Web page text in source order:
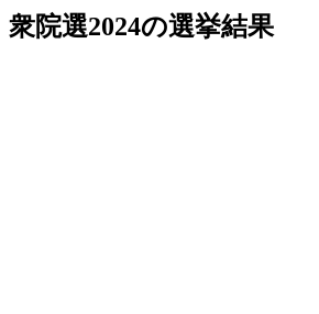
衆院選2024の選挙結果